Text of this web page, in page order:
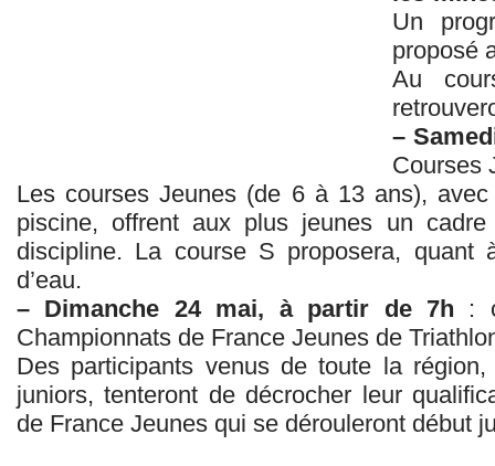
Un
proposé
Au
–
Courses
Les courses Jeunes (de 6 à 13 ans),
piscine, offrent aux plus jeunes un
discipline. La course S proposera,
d’eau.
– Dimanche 24 mai, à partir de 7h :
Championnats de France Jeunes de
Des participants venus de toute la
juniors, tenteront de décrocher leur
de France Jeunes qui se dérouleront début